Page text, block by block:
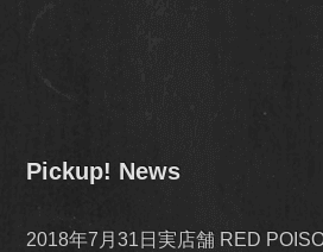
Pickup! News
2018年7月31日実店舗 RED